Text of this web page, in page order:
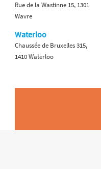
Rue de la Wastinne 15, 1301
Wavre
Waterloo
Chaussée de Bruxelles 315,
1410 Waterloo